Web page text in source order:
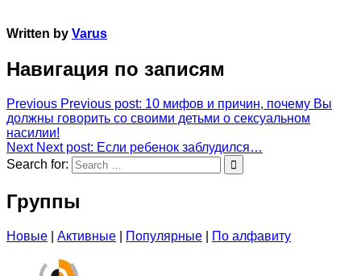
Written by Varus
Навигация по записям
Previous Previous post: 10 мифов и причин, почему Вы
должны говорить со своими детьми о сексуальном
насилии!
Next Next post: Если ребенок заблудился…
Search for:
Группы
Новые Активные Популярные По алфавиту